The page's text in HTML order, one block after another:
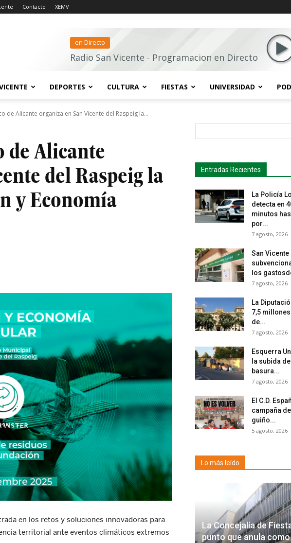
Contacto XEMV
en Directo
Radio San Vicente - Programacion en Directo
DEPORTES CULTURA FIESTAS UNIVERSIDAD
de Alicante organiza en San Vicente del Raspeig la...
de Alicante
del Raspeig la
y Economía
en los retos y soluciones innovadoras para
territorial ante eventos climáticos extremos
Entradas Recientes
La Policía
detecta en
minutos
por...
7 agosto, 2026
San
los
7 agosto, 2026
La
7,5
de...
7 agosto, 2026
Esquerra
la subida
basura...
7 agosto, 2026
El C.D.
campaña
guiño...
5 agosto, 2026
Lo más leído
La Concejalía de
punto que anula